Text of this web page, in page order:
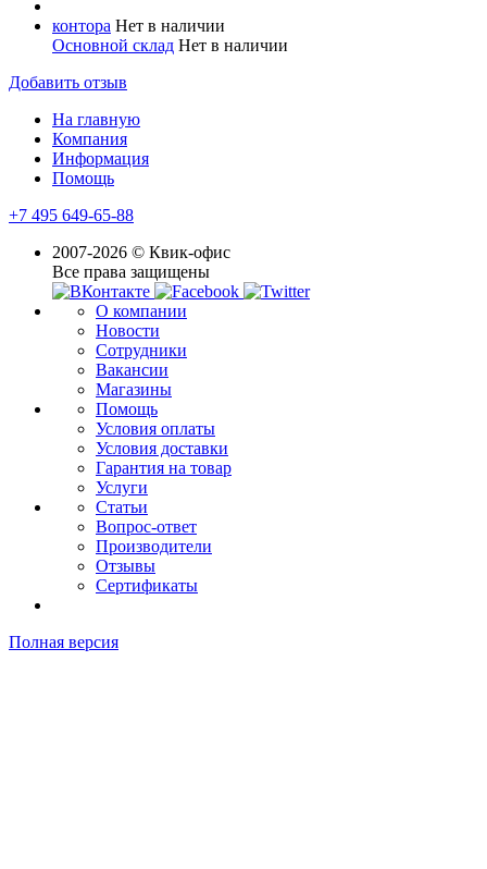
контора Нет в наличии
Основной склад Нет в наличии
Добавить отзыв
На главную
Компания
Информация
Помощь
+7 495 649-65-88
2007-2026 © Квик-офис
Все права защищены
О компании
Новости
Сотрудники
Вакансии
Магазины
Помощь
Условия оплаты
Условия доставки
Гарантия на товар
Услуги
Статьи
Вопрос-ответ
Производители
Отзывы
Сертификаты
Полная версия